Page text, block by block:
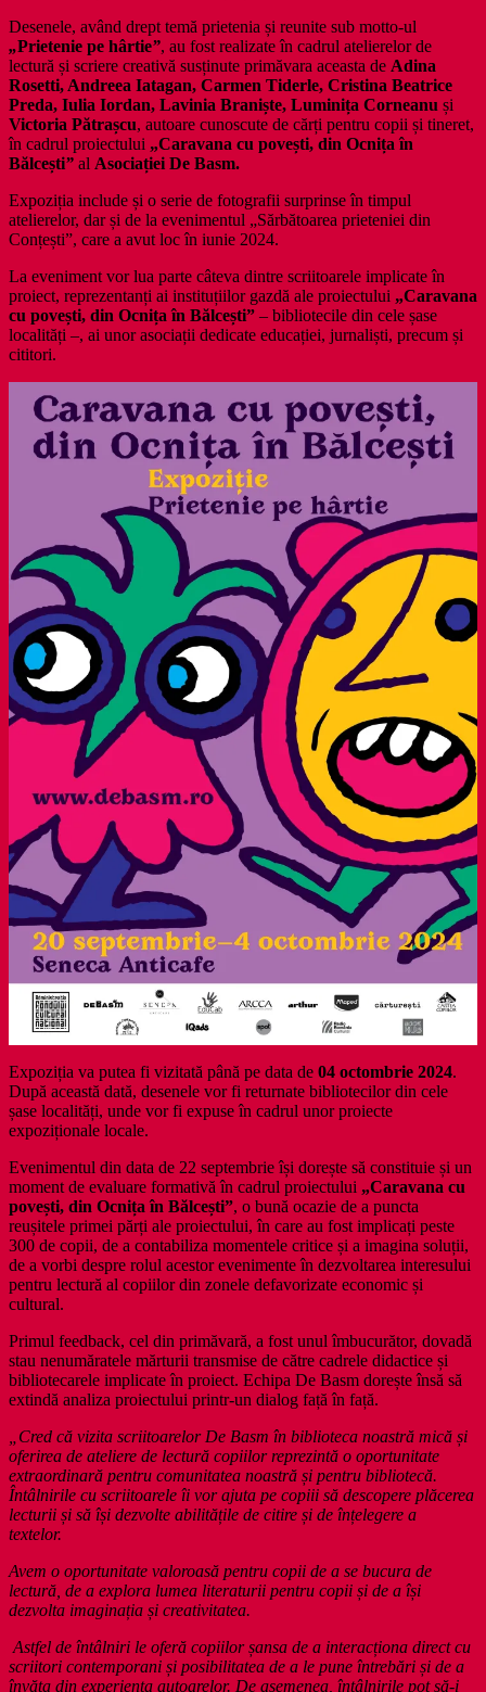
Desenele, având drept temă prietenia și reunite sub motto-ul
„Prietenie pe hârtie”, au fost realizate în cadrul atelierelor de
lectură și scriere creativă susținute primăvara aceasta de Adina
Rosetti, Andreea Iatagan, Carmen Tiderle, Cristina Beatrice
Preda, Iulia Iordan, Lavinia Braniște, Luminița Corneanu și
Victoria Pătrașcu, autoare cunoscute de cărți pentru copii și tineret,
în cadrul proiectului „Caravana cu povești, din Ocnița în
Bălcești” al Asociației De Basm.
Expoziția include și o serie de fotografii surprinse în timpul
atelierelor, dar și de la evenimentul „Sărbătoarea prieteniei din
Conțești”, care a avut loc în iunie 2024.
La eveniment vor lua parte câteva dintre scriitoarele implicate în
proiect, reprezentanți ai instituțiilor gazdă ale proiectului „Caravana
cu povești, din Ocnița în Bălcești” – bibliotecile din cele șase
localități –, ai unor asociații dedicate educației, jurnaliști, precum și
cititori.
Expoziția va putea fi vizitată până pe data de 04 octombrie 2024.
După această dată, desenele vor fi returnate bibliotecilor din cele
șase localități, unde vor fi expuse în cadrul unor proiecte
expoziționale locale.
Evenimentul din data de 22 septembrie își dorește să constituie și un
moment de evaluare formativă în cadrul proiectului „Caravana cu
povești, din Ocnița în Bălcești”, o bună ocazie de a puncta
reușitele primei părți ale proiectului, în care au fost implicați peste
300 de copii, de a contabiliza momentele critice și a imagina soluții,
de a vorbi despre rolul acestor evenimente în dezvoltarea interesului
pentru lectură al copiilor din zonele defavorizate economic și
cultural.
Primul feedback, cel din primăvară, a fost unul îmbucurător, dovadă
stau nenumăratele mărturii transmise de către cadrele didactice și
bibliotecarele implicate în proiect. Echipa De Basm dorește însă să
extindă analiza proiectului printr-un dialog față în față.
„Cred că vizita scriitoarelor De Basm în biblioteca noastră mică și
oferirea de ateliere de lectură copiilor reprezintă o oportunitate
extraordinară pentru comunitatea noastră și pentru bibliotecă.
Întâlnirile cu scriitoarele îi vor ajuta pe copiii să descopere plăcerea
lecturii și să își dezvolte abilitățile de citire și de înțelegere a
textelor.
Avem o oportunitate valoroasă pentru copii de a se bucura de
lectură, de a explora lumea literaturii pentru copii și de a își
dezvolta imaginația și creativitatea.
Astfel de întâlniri le oferă copiilor șansa de a interacționa direct cu
scriitori contemporani și posibilitatea de a le pune întrebări și de a
învăța din experiența autoarelor. De asemenea, întâlnirile pot să-i